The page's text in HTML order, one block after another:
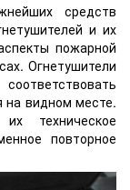
средств
и их
пожарной
Огнетушители
на видном месте.
техническое
повторное